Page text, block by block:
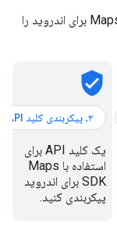
این سند مراحل لازم برای شروع استفاده از Maps SDK برای اندروید را
verified_user
۳. پیکربندی کلید API
یک کلید API برای
استفاده با Maps
SDK برای اندروید
پیکربندی کنید.